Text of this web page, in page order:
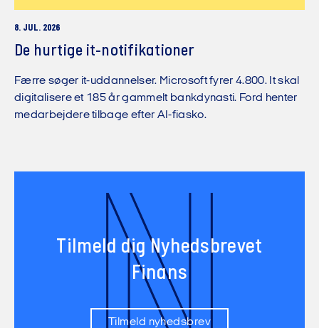
8. JUL. 2026
De hurtige it-notifikationer
Færre søger it-uddannelser. Microsoft fyrer 4.800. It skal
digitalisere et 185 år gammelt bankdynasti. Ford henter
medarbejdere tilbage efter AI-fiasko.
Tilmeld dig Nyhedsbrevet
Finans
Tilmeld nyhedsbrev